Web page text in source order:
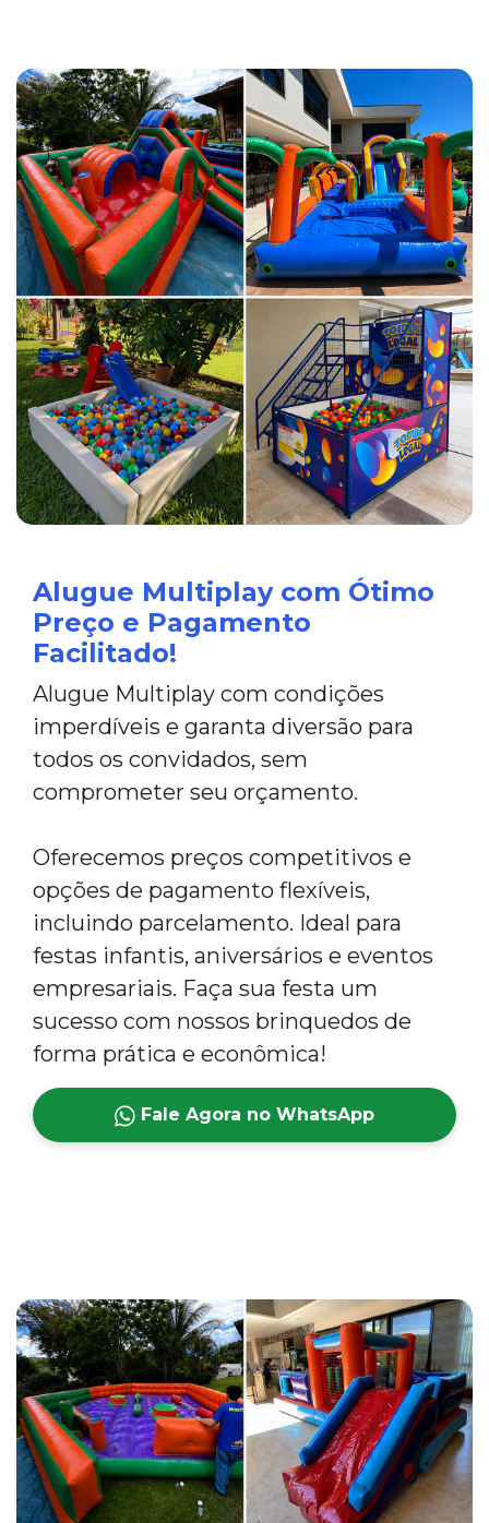
Alugue Multiplay com Ótimo
Preço e Pagamento
Facilitado!
Alugue Multiplay com condições
imperdíveis e garanta diversão para
todos os convidados, sem
comprometer seu orçamento.
Oferecemos preços competitivos e
opções de pagamento flexíveis,
incluindo parcelamento. Ideal para
festas infantis, aniversários e eventos
empresariais. Faça sua festa um
sucesso com nossos brinquedos de
forma prática e econômica!
Fale Agora no WhatsApp